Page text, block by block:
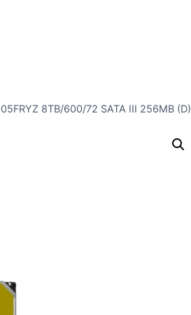
8TB/600/72 SATA III 256MB (D)